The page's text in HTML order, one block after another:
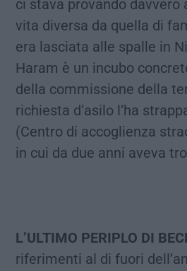
ci stava provando davvero
vita diversa da quella di
era lasciata alle spalle in
Haram è un incubo
della commissione della
richiesta d’asilo l’ha
(Centro di accoglienza
in cui da due anni aveva
L’ULTIMO PERIPLO DI
riferimenti al di fuori